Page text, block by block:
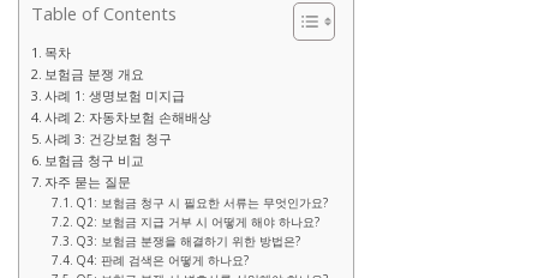
Table of Contents
목차
보험금 분쟁 개요
사례 1: 생명보험 미지급
사례 2: 자동차보험 손해배상
사례 3: 건강보험 청구
보험금 청구 비교
자주 묻는 질문
Q1: 보험금 청구 시 필요한 서류는 무엇인가요?
Q2: 보험금 지급 거부 시 어떻게 해야 하나요?
Q3: 보험금 분쟁을 해결하기 위한 방법은?
Q4: 판례 검색은 어떻게 하나요?